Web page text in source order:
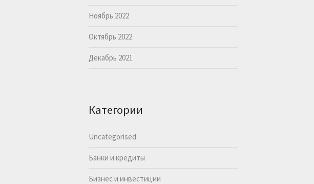
Ноябрь 2022
Октябрь 2022
Декабрь 2021
Категории
Uncategorised
Банки и кредиты
Бизнес и инвестиции